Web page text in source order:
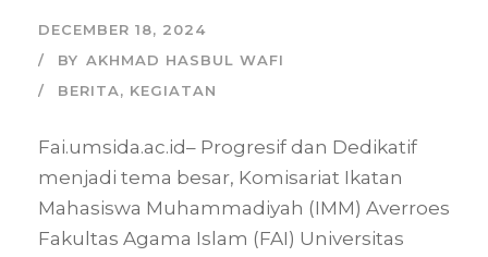
DECEMBER 18, 2024
BY AKHMAD HASBUL WAFI
BERITA, KEGIATAN
Fai.umsida.ac.id– Progresif dan Dedikatif
menjadi tema besar, Komisariat Ikatan
Mahasiswa Muhammadiyah (IMM) Averroes
Fakultas Agama Islam (FAI) Universitas